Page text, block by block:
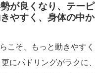
が良くなり、テー
やすく、身体の中
こそ、もっと動きやす
にパドリングがラクに